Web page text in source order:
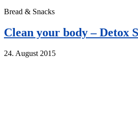
Bread & Snacks
Clean your body – Detox
24. August 2015